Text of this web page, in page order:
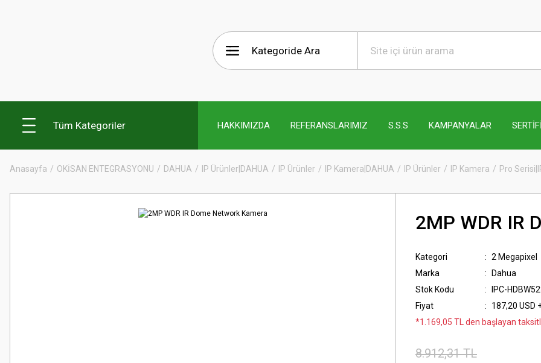
Tüm Kategoriler HAKKIMIZDA REFERANSLARIMIZ S.S.S KAMPANYALAR
Anasayfa OKİSAN ENTEGRASYONU DAHUA IP Ürünler|DAHUA IP Ürünler IP Kamera|DAHUA IP Ürünler IP Kamera Pro
2MP WDR IR
Kategori
2 Megapixel
Marka
Dahua
Stok Kodu
IPC-
Fiyat
187,20 USD
*1.169,05 TL den başlayan
8.912,31 TL